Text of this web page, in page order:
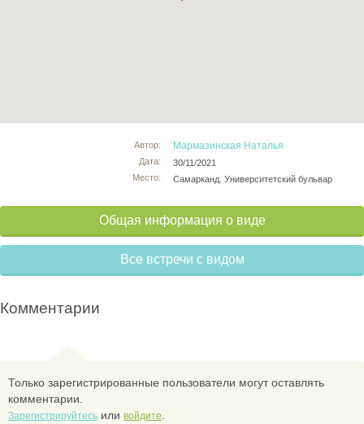
Автор:
Дата:
Место:
Мармазинская Наталья
30/11/2021
Самарканд. Университетский бульвар
Общая информация о виде
Все встречи с видом
Комментарии
Только зарегистрированные пользователи могут оставлять
комментарии.
Зарегистрируйтесь или войдите